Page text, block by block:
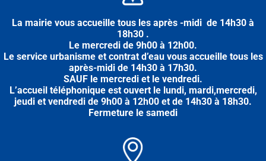
La mairie vous accueille tous les après -midi de 14h30 à
18h30 .
Le mercredi de 9h00 à 12h00.
Le service urbanisme et contrat d’eau vous accueille tous les
après-midi de 14h30 à 17h30.
SAUF le mercredi et le vendredi.
L’accueil téléphonique est ouvert le lundi, mardi,mercredi,
jeudi et vendredi de 9h00 à 12h00 et de 14h30 à 18h30.
Fermeture le samedi